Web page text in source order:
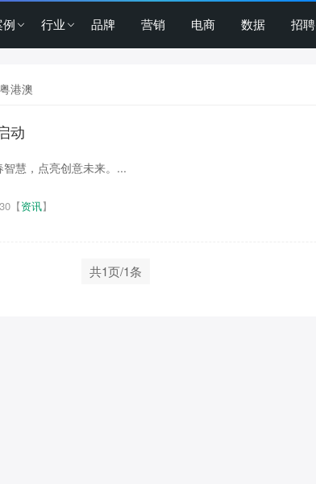
行业 品牌 营销 电商 数据 招聘
港澳
动
智慧，点亮创意未来。...
【资讯】
共1页/1条